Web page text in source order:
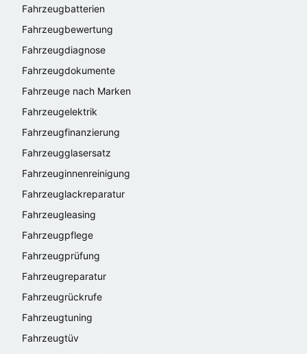
Fahrzeugbatterien
Fahrzeugbewertung
Fahrzeugdiagnose
Fahrzeugdokumente
Fahrzeuge nach Marken
Fahrzeugelektrik
Fahrzeugfinanzierung
Fahrzeugglasersatz
Fahrzeuginnenreinigung
Fahrzeuglackreparatur
Fahrzeugleasing
Fahrzeugpflege
Fahrzeugprüfung
Fahrzeugreparatur
Fahrzeugrückrufe
Fahrzeugtuning
Fahrzeugtüv